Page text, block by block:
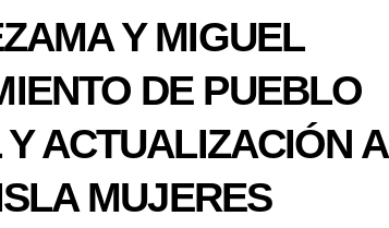
Y MIGUEL
DE PUEBLO
ACTUALIZACIÓN A
MUJERES